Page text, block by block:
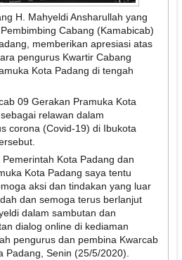
H. Mahyeldi Ansharullah yang
Cabang (Kamabicab)
memberikan apresiasi atas
pengurus Kwartir Cabang
Kota Padang di tengah
09 Gerakan Pramuka Kota
relawan dalam
corona (Covid-19) di Ibukota
Kota Padang dan
Kota Padang saya tentu
aksi dan tindakan yang luar
dan semoga terus berlanjut
dalam sambutan dan
dialog online di kediaman
pengurus dan pembina Kwarcab
Padang, Senin (25/5/2020).